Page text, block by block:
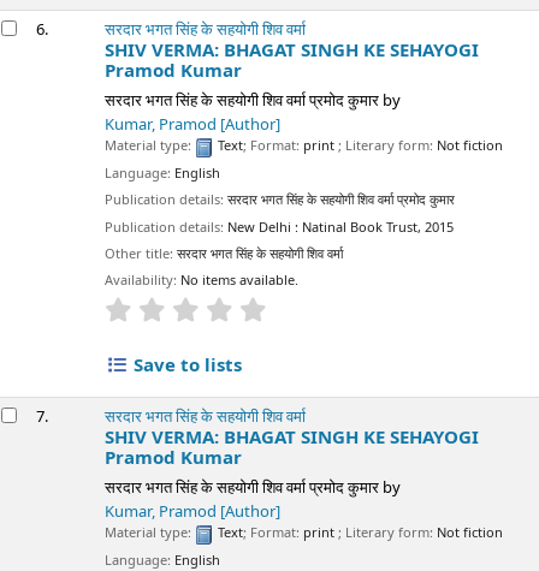
6. सरदार भगत सिंह के सहयोगी शिव वर्मा
SHIV VERMA: BHAGAT SINGH KE SEHAYOGI
Pramod Kumar
सरदार भगत सिंह के सहयोगी शिव वर्मा प्रमोद कुमार by
Kumar, Pramod [Author]
Material type: Text; Format: print; Literary form: Not fiction
Language: English
Publication details:सरदार भगत सिंह के सहयोगी शिव वर्मा प्रमोद कुमार
Publication details: New Delhi : Natinal Book Trust, 2015
Other title:सरदार भगत सिंह के सहयोगी शिव वर्मा
Availability: No items available.
star rating
Save to lists
7. सरदार भगत सिंह के सहयोगी शिव वर्मा
SHIV VERMA: BHAGAT SINGH KE SEHAYOGI
Pramod Kumar
सरदार भगत सिंह के सहयोगी शिव वर्मा प्रमोद कुमार by
Kumar, Pramod [Author]
Material type: Text; Format: print; Literary form: Not fiction
Language: English